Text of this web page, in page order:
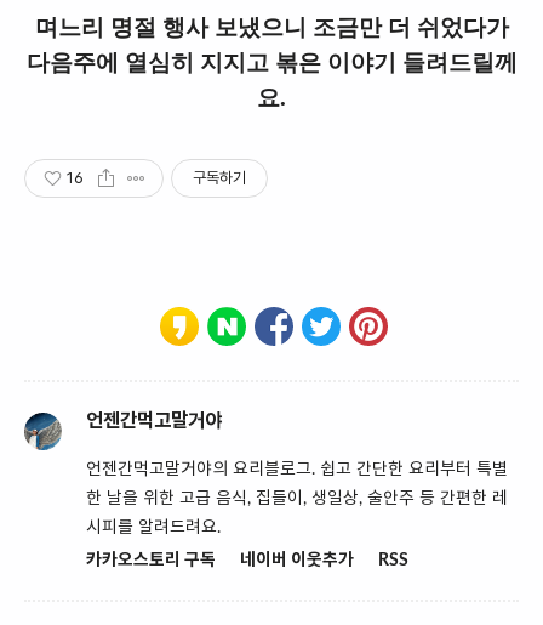
며느리 명절 행사 보냈으니 조금만 더 쉬었다가
다음주에 열심히 지지고 볶은 이야기 들려드릴께
요.
16 구독하기
언젠간먹고말거야
언젠간먹고말거야의 요리블로그. 쉽고 간단한 요리부터 특별
한 날을 위한 고급 음식, 집들이, 생일상, 술안주 등 간편한 레
시피를 알려드려요.
카카오스토리 구독
네이버 이웃추가 RSS